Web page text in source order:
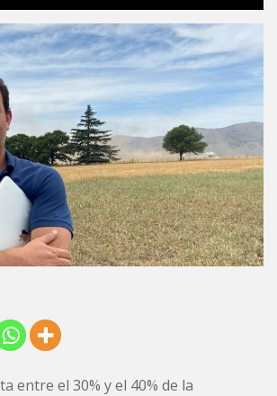
entre el 30% y el 40% de la